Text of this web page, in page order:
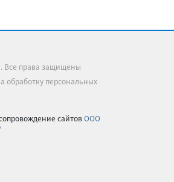
Все права защищены
обработку персональных
сайтовООО